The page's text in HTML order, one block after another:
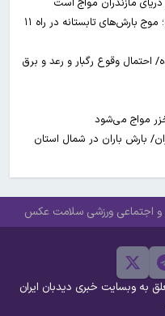
وضعیت جوی کشور در ۷۲ ساعت آینده؛ موج بارش‌های تابستانه در راه ۱۱
وقوع رگبار و رعد و برق
بارش باران در شمال استان
اجتماعی ورزشی سلامت عکس
وبسایت خبری دیدبان ایران